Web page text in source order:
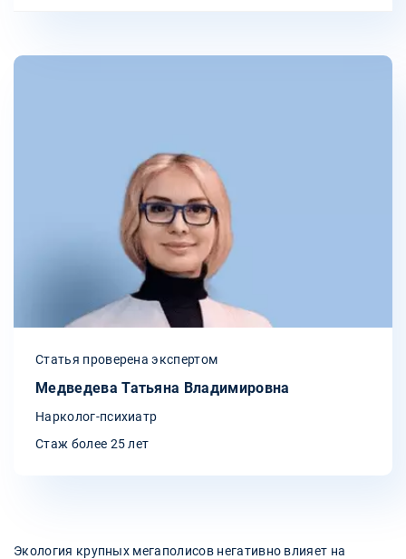
Статья проверена экспертом
Медведева Татьяна Владимировна
Нарколог-психиатр
Стаж более 25 лет
Экология крупных мегаполисов негативно влияет на